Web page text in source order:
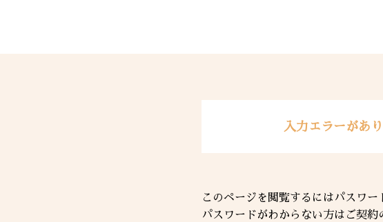
入力エラーがあ
このページを閲覧するにはパスワー
パスワードがわからない方はご契